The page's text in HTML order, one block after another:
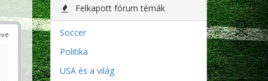
Felkapott fórum témák
Soccer
Politika
USA és a világ